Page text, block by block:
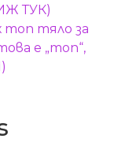
ТУК)
топ тяло за
е „топ“,